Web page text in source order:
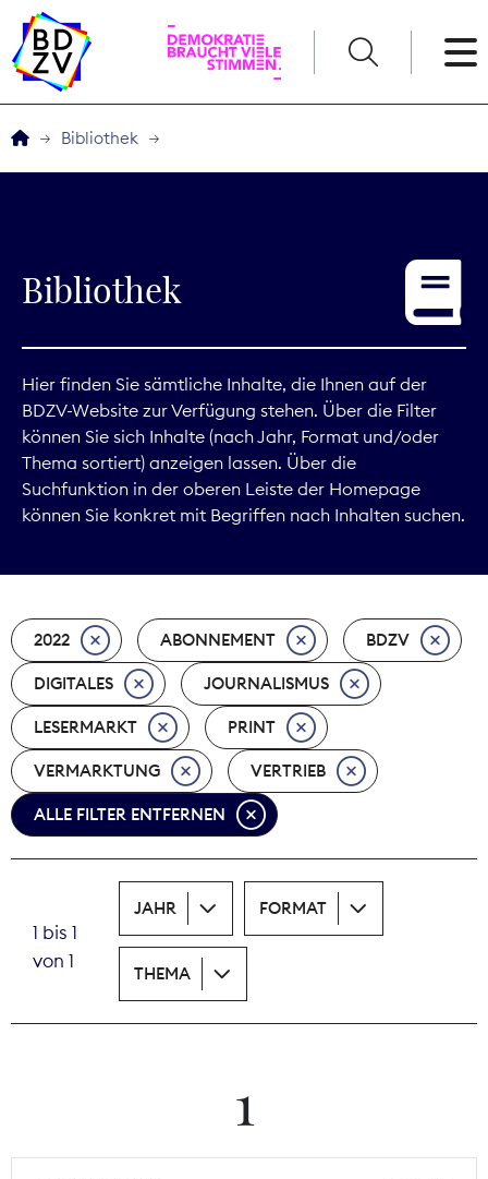
Service
Digitales
Kommunikation
Marktdaten
Nachhaltigkeit
Nachwuchs
Nova Award
Pressefreiheit
Print
Recht
Tarifpolitik
Theodor-Wolff-Preis
Bibliothek
Bibliothek
Hier finden Sie sämtliche Inhalte, die Ihnen auf der
BDZV-Website zur Verfügung stehen. Über die Filter
können Sie sich Inhalte (nach Jahr, Format und/oder
Thema sortiert) anzeigen lassen. Über die
Suchfunktion in der oberen Leiste der Homepage
können Sie konkret mit Begriffen nach Inhalten suchen.
2022 ABONNEMENT BDZV
DIGITALES JOURNALISMUS
LESERMARKT PRINT
VERMARKTUNG VERTRIEB
ALLE FILTER ENTFERNEN
1 bis 1
von 1
JAHR FORMAT
THEMA
1